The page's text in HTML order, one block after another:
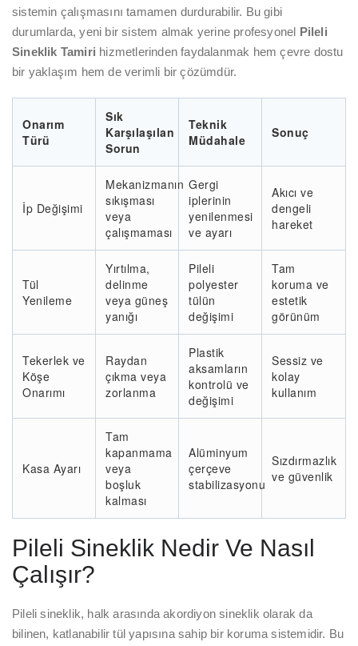
sistemin çalışmasını tamamen durdurabilir. Bu gibi
durumlarda, yeni bir sistem almak yerine profesyonel Pileli
Sineklik Tamiri hizmetlerinden faydalanmak hem çevre dostu
bir yaklaşım hem de verimli bir çözümdür.
Onarım
Türü
Sık
Karşılaşılan
Sorun
Teknik
Müdahale
Sonuç
İp Değişimi
Mekanizmanın
sıkışması
veya
çalışmaması
Gergi
iplerinin
yenilenmesi
ve ayarı
Akıcı ve
dengeli
hareket
Tül
Yenileme
Yırtılma,
delinme
veya güneş
yanığı
Pileli
polyester
tülün
değişimi
Tam
koruma ve
estetik
görünüm
Tekerlek ve
Köşe
Onarımı
Raydan
çıkma veya
zorlanma
Plastik
aksamların
kontrolü ve
değişimi
Sessiz ve
kolay
kullanım
Kasa Ayarı
Tam
kapanmama
veya
boşluk
kalması
Alüminyum
çerçeve
stabilizasyonu
Sızdırmazlık
ve güvenlik
Pileli Sineklik Nedir Ve Nasıl
Çalışır?
Pileli sineklik, halk arasında akordiyon sineklik olarak da
bilinen, katlanabilir tül yapısına sahip bir koruma sistemidir. Bu